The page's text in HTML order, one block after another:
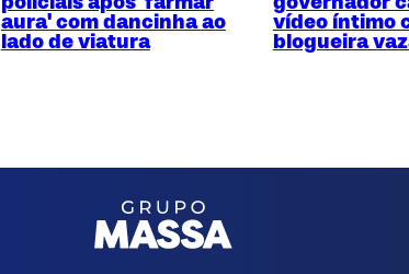
aura' com dancinha ao
lado de viatura
vídeo íntimo
blogueira